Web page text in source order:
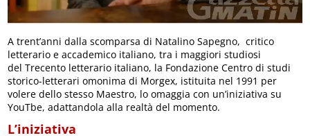
A trent’anni dalla scomparsa di Natalino Sapegno, critico
letterario e accademico italiano, tra i maggiori studiosi
del Trecento letterario italiano, la Fondazione Centro di studi
storico-letterari omonima di Morgex, istituita nel 1991 per
volere dello stesso Maestro, lo omaggia con un’iniziativa su
YouTbe, adattandola alla realtà del momento.
L’iniziativa